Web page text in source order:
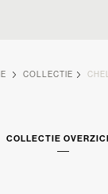
COLLECTIE
COLLECTIE